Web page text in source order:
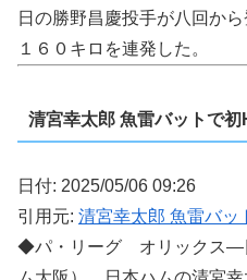
日の勝野昌慶投手が八回か
１６０キロを連発した。
清宮幸太郎 魚雷バットで初
日付: 2025/05/06 09:26
引用元: 清宮幸太郎 魚雷バッ
◆パ・リーグ オリックス―